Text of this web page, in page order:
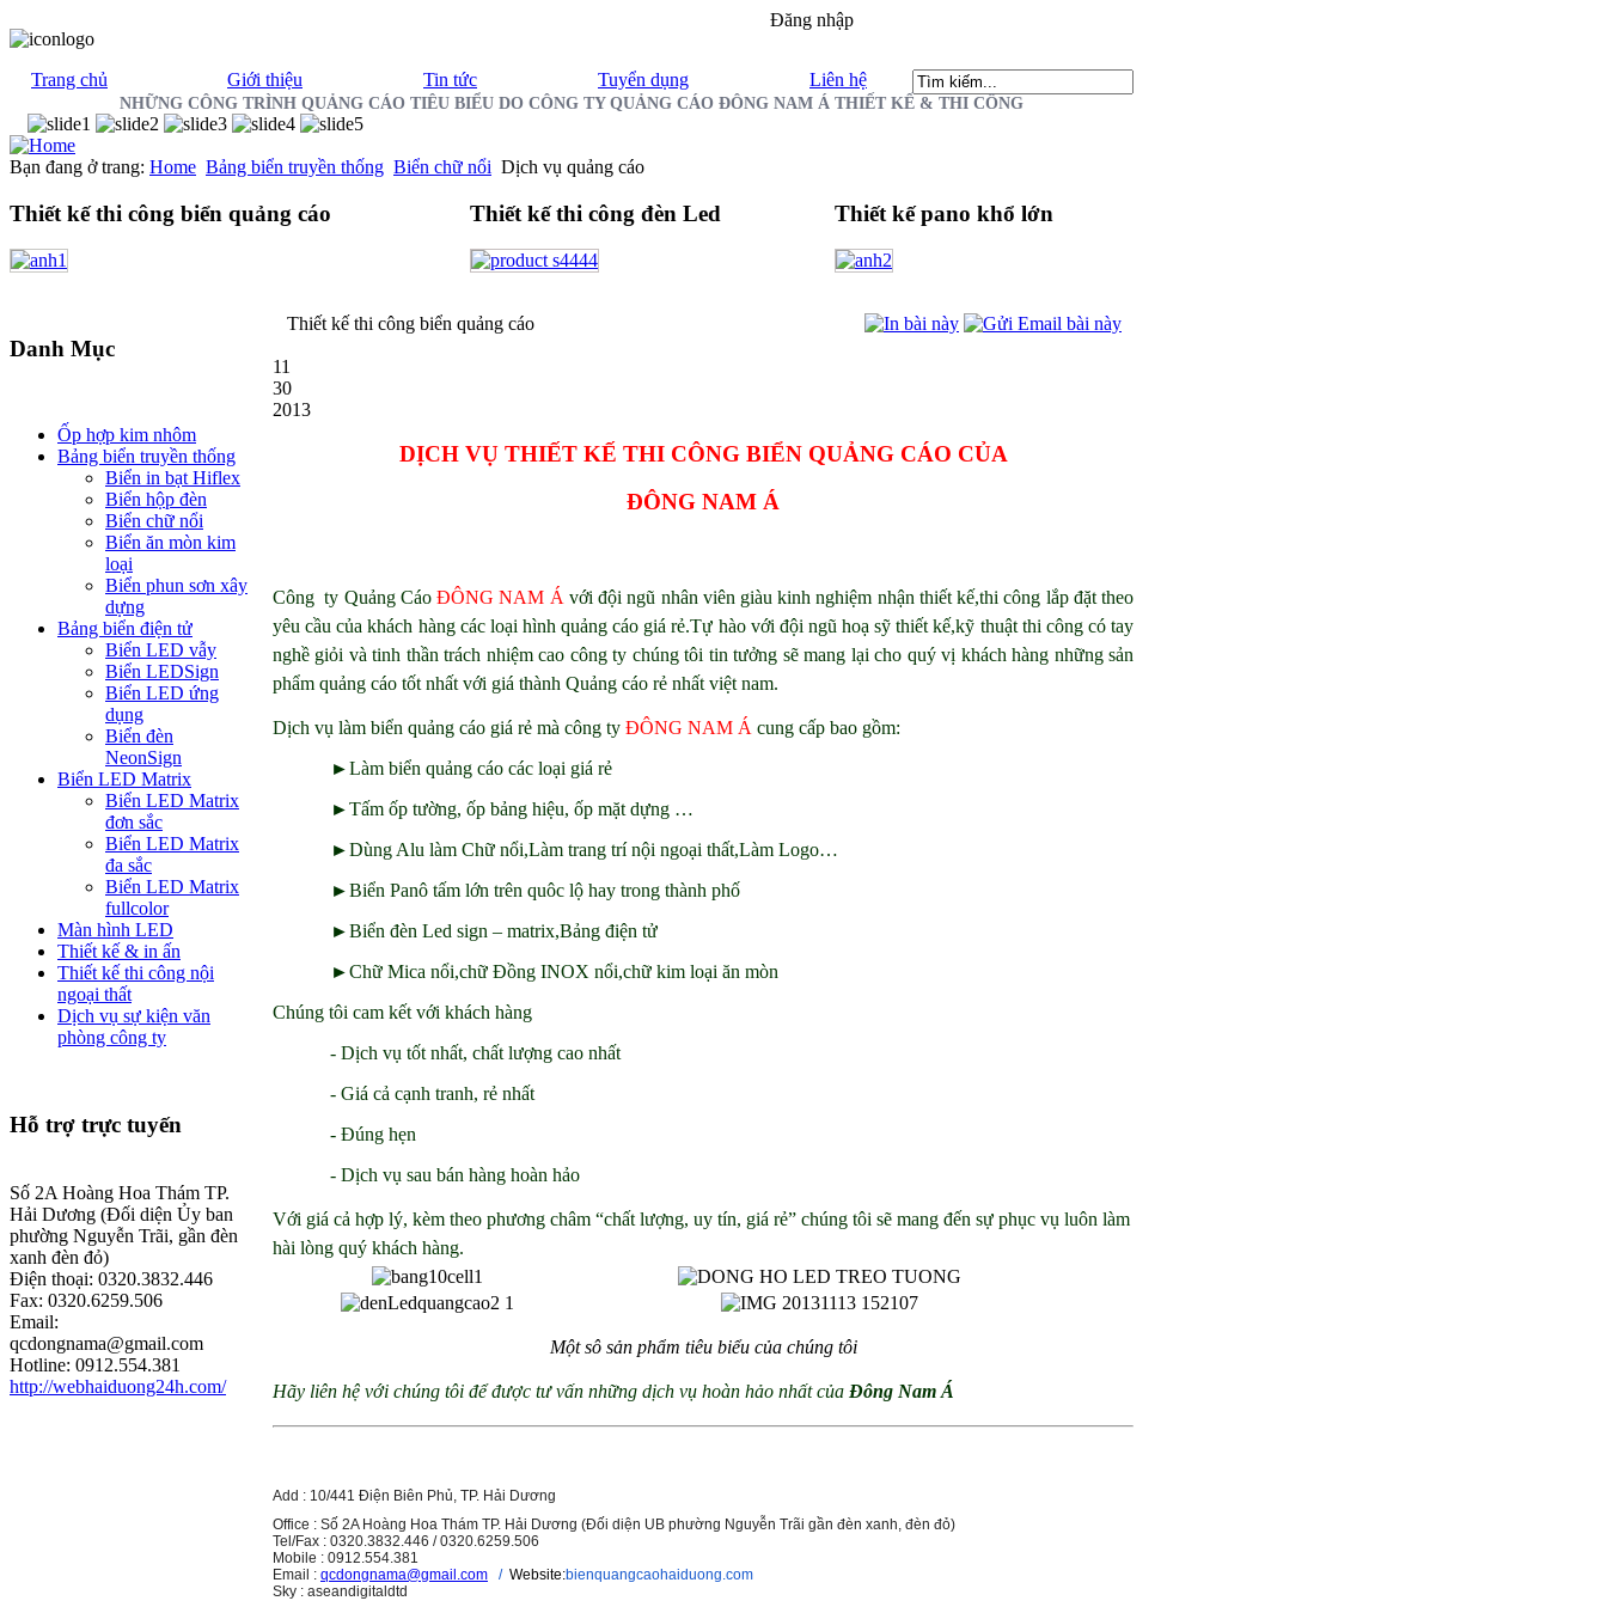
Đăng nhập
Trang chủ Giới thiệu Tin tức Tuyển dụng Liên hệ
NHỮNG CÔNG TRÌNH QUẢNG CÁO TIÊU BIỂU DO CÔNG TY QUẢNG CÁO ĐÔNG NAM Á THIẾT KẾ & THI CÔNG
Bạn đang ở trang: Home Bảng biển truyền thống Biển chữ nổi Dịch vụ quảng cáo
Thiết kế thi công biển quảng cáo Thiết kế thi công đèn Led Thiết kế pano khổ lớn
Danh Mục
Ốp hợp kim nhôm
Bảng biển truyền thống
Biển in bạt Hiflex
Biển hộp đèn
Biển chữ nổi
Biển ăn mòn kim
loại
Biển phun sơn xây
dựng
Bảng biển điện tử
Biển LED vẫy
Biển LEDSign
Biển LED ứng
dụng
Biển đèn
NeonSign
Biển LED Matrix
Biển LED Matrix
đơn sắc
Biển LED Matrix
đa sắc
Biển LED Matrix
fullcolor
Màn hình LED
Thiết kế & in ấn
Thiết kế thi công nội
ngoại thất
Dịch vụ sự kiện văn
phòng công ty
Hỗ trợ trực tuyến
Số 2A Hoàng Hoa Thám TP.
Hải Dương (Đối diện Ủy ban
phường Nguyễn Trãi, gần đèn
xanh đèn đỏ)
Điện thoại: 0320.3832.446
Fax: 0320.6259.506
Email:
qcdongnama@gmail.com
Hotline: 0912.554.381
http://webhaiduong24h.com/
Thiết kế thi công biển quảng cáo
11
30
2013
DỊCH VỤ THIẾT KẾ THI CÔNG BIỂN QUẢNG CÁO CỦA
ĐÔNG NAM Á
Công ty Quảng CáoĐÔNG NAM Á với đội ngũ nhân viên giàu kinh nghiệm nhận thiết kế,thi công lắp đặt theo
yêu cầu của khách hàng các loại hình quảng cáo giá rẻ.Tự hào với đội ngũ hoạ sỹ thiết kế,kỹ thuật thi công có tay
nghề giỏi và tinh thần trách nhiệm cao công ty chúng tôi tin tưởng sẽ mang lại cho quý vị khách hàng những sản
phẩm quảng cáo tốt nhất với giá thành Quảng cáo rẻ nhất việt nam.
Dịch vụ làm biển quảng cáo giá rẻ mà công ty ĐÔNG NAM Á cung cấp bao gồm:
►Làm biển quảng cáo các loại giá rẻ
►Tấm ốp tường, ốp bảng hiệu, ốp mặt dựng …
►Dùng Alu làm Chữ nổi,Làm trang trí nội ngoại thất,Làm Logo…
►Biển Panô tấm lớn trên quôc lộ hay trong thành phố
►Biển đèn Led sign – matrix,Bảng điện tử
►Chữ Mica nổi,chữ Đồng INOX nổi,chữ kim loại ăn mòn
Chúng tôi cam kết với khách hàng
- Dịch vụ tốt nhất, chất lượng cao nhất
- Giá cả cạnh tranh, rẻ nhất
- Đúng hẹn
- Dịch vụ sau bán hàng hoàn hảo
Với giá cả hợp lý, kèm theo phương châm “chất lượng, uy tín, giá rẻ” chúng tôi sẽ mang đến sự phục vụ luôn làm
hài lòng quý khách hàng.
Một sô sản phẩm tiêu biểu của chúng tôi
Hãy liên hệ với chúng tôi để được tư vấn những dịch vụ hoàn hảo nhất của Đông Nam Á
Add : 10/441 Điện Biên Phủ, TP. Hải Dương
Office : Số 2A Hoàng Hoa Thám TP. Hải Dương (Đối diện UB phường Nguyễn Trãi gần đèn xanh, đèn đỏ)
Tel/Fax : 0320.3832.446 / 0320.6259.506
Mobile : 0912.554.381
Email : qcdongnama@gmail.com / Website:bienquangcaohaiduong.com
Sky : aseandigitaldtd